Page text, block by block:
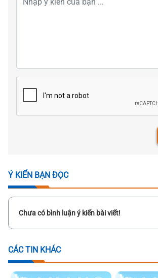
Ý KIẾN BẠN ĐỌC
Chưa có bình luận ý kiến bài viết!
CÁC TIN KHÁC